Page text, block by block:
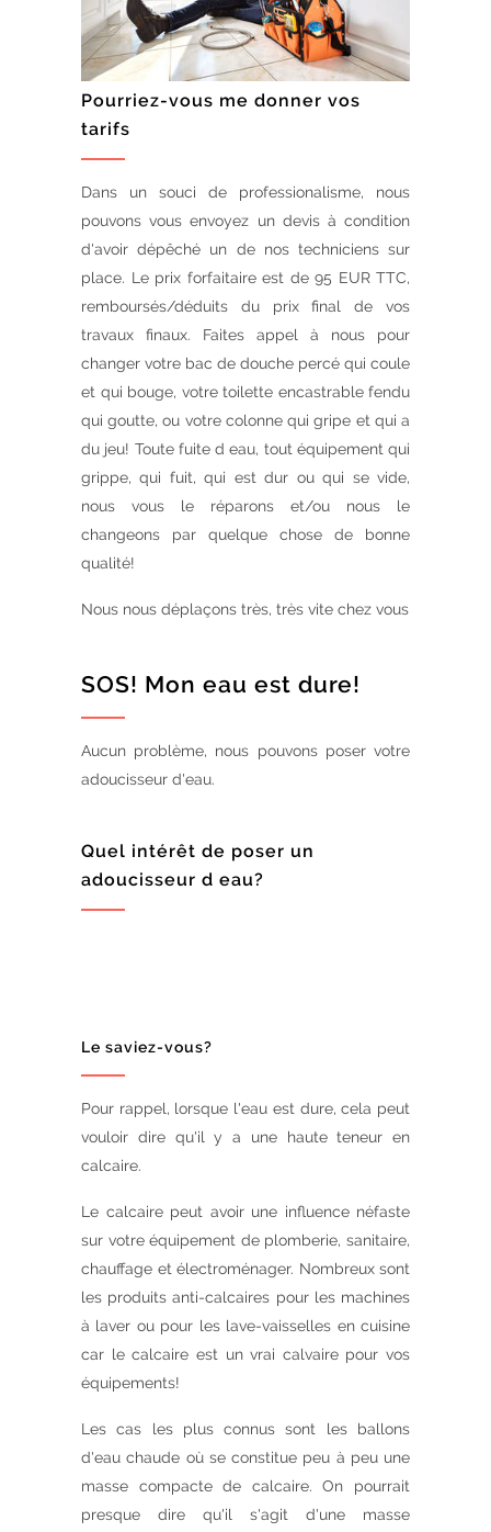
Pourriez-vous me donner vos
tarifs
Dans un souci de professionalisme, nous
pouvons vous envoyez un devis à condition
d'avoir dépêché un de nos techniciens sur
place. Le prix forfaitaire est de 95 EUR TTC,
remboursés/déduits du prix final de vos
travaux finaux. Faites appel à nous pour
changer votre bac de douche percé qui coule
et qui bouge, votre toilette encastrable fendu
qui goutte, ou votre colonne qui gripe et qui a
du jeu! Toute fuite d eau, tout équipement qui
grippe, qui fuit, qui est dur ou qui se vide,
nous vous le réparons et/ou nous le
changeons par quelque chose de bonne
qualité!
Nous nous déplaçons très, très vite chez vous
SOS! Mon eau est dure!
Aucun problème, nous pouvons poser votre
adoucisseur d'eau.
Quel intérêt de poser un
adoucisseur d eau?
Le saviez-vous?
Pour rappel, lorsque l'eau est dure, cela peut
vouloir dire qu'il y a une haute teneur en
calcaire.
Le calcaire peut avoir une influence néfaste
sur votre équipement de plomberie, sanitaire,
chauffage et électroménager. Nombreux sont
les produits anti-calcaires pour les machines
à laver ou pour les lave-vaisselles en cuisine
car le calcaire est un vrai calvaire pour vos
équipements!
Les cas les plus connus sont les ballons
d'eau chaude où se constitue peu à peu une
masse compacte de calcaire. On pourrait
presque dire qu'il s'agit d'une masse